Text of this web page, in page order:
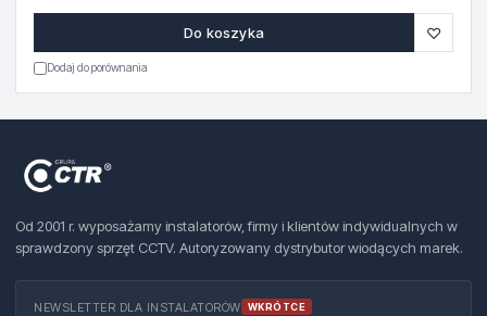
Do koszyka ♡
Dodaj do porównania
Od 2001 r. wyposażamy instalatorów, firmy i klientów indywidualnych w
sprawdzony sprzęt CCTV. Autoryzowany dystrybutor wiodących marek.
NEWSLETTER DLA INSTALATORÓW WKRÓTCE